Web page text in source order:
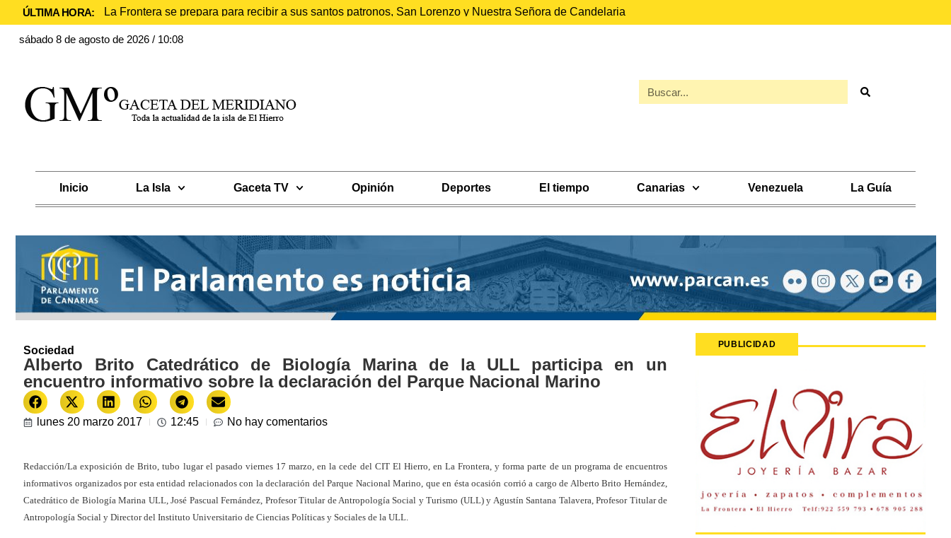
ÚLTIMA HORA: La Frontera se prepara para recibir a sus santos patronos, San Lorenzo y Nuestra Señora de Candelaria
sábado 8 de agosto de 2026 / 10:08
Inicio La Isla Gaceta TV Opinión Deportes El tiempo Canarias Venezuela La Guía
Sociedad
Alberto Brito Catedrático de Biología Marina de la ULL participa en un
encuentro informativo sobre la declaración del Parque Nacional Marino
lunes 20 marzo 2017 12:45 No hay comentarios
Redacción/La exposición de Brito, tubo lugar el pasado viernes 17 marzo, en la cede del CIT El Hierro, en La Frontera, y forma parte de un programa de encuentros
informativos organizados por esta entidad relacionados con la declaración del Parque Nacional Marino, que en ésta ocasión corrió a cargo de Alberto Brito Hernández,
Catedrático de Biología Marina ULL, José Pascual Fernández, Profesor Titular de Antropología Social y Turismo (ULL) y Agustín Santana Talavera, Profesor Titular de
Antropología Social y Director del Instituto Universitario de Ciencias Políticas y Sociales de la ULL.
PUBLICIDAD